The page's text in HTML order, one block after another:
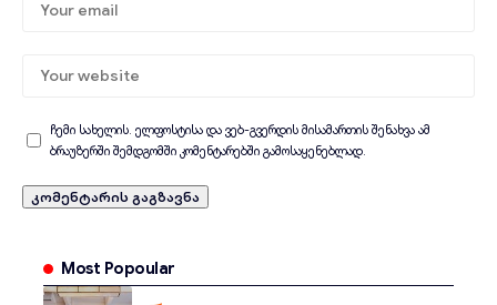
ჩემი სახელის. ელფოსტისა და ვებ-გვერდის მისამართის შენახვა ამ
ბრაუზერში შემდგომში კომენტარებში გამოსაყენებლად.
Most Popoular